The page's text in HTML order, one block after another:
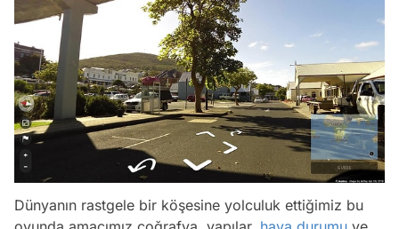
Dünyanın rastgele bir köşesine yolculuk ettiğimiz bu